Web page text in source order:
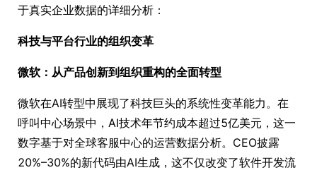
于真实企业数据的详细分析：
科技与平台行业的组织变革
微软：从产品创新到组织重构的全面转型
微软在AI转型中展现了科技巨头的系统性变革能力。在
呼叫中心场景中，AI技术年节约成本超过5亿美元，这一
数字基于对全球客服中心的运营数据分析。CEO披露
20%–30%的新代码由AI生成，这不仅改变了软件开发流